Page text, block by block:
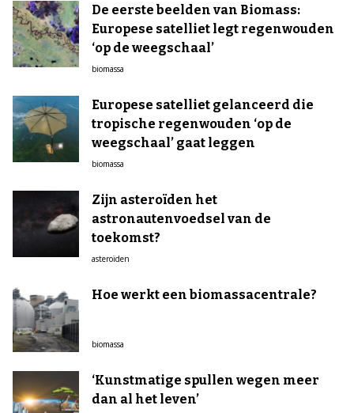
De eerste beelden van Biomass:
Europese satelliet legt regenwouden
‘op de weegschaal’
biomassa
Europese satelliet gelanceerd die
tropische regenwouden ‘op de
weegschaal’ gaat leggen
biomassa
Zijn asteroïden het
astronautenvoedsel van de
toekomst?
asteroïden
Hoe werkt een biomassacentrale?
biomassa
‘Kunstmatige spullen wegen meer
dan al het leven’